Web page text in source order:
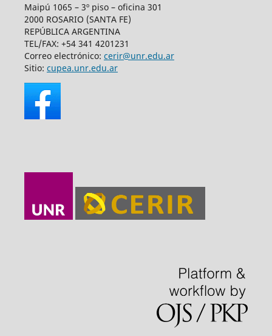
Maipú 1065 – 3º piso – oficina 301
2000 ROSARIO (SANTA FE)
REPÚBLICA ARGENTINA
TEL/FAX: +54 341 4201231
Correo electrónico: cerir@unr.edu.ar
Sitio: cupea.unr.edu.ar